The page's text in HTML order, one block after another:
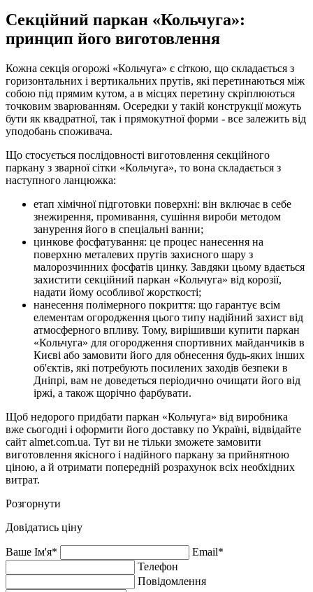
Секційний паркан «Кольчуга»:
принцип його виготовлення
Кожна секція огорожі «Кольчуга» є сіткою, що складається з
горизонтальних і вертикальних прутів, які перетинаються між
собою під прямим кутом, а в місцях перетину скріплюються
точковим зварюванням. Осередки у такій конструкції можуть
бути як квадратної, так і прямокутної форми - все залежить від
уподобань споживача.
Що стосується послідовності виготовлення секційного
паркану з зварної сітки «Кольчуга», то вона складається з
наступного ланцюжка:
етап хімічної підготовки поверхні: він включає в себе
знежирення, промивання, сушіння вироби методом
занурення його в спеціальні ванни;
цинкове фосфатування: це процес нанесення на
поверхню металевих прутів захисного шару з
малорозчинних фосфатів цинку. Завдяки цьому вдається
захистити секційний паркан «Кольчуга» від корозії,
надати йому особливої ​​жорсткості;
нанесення полімерного покриття: що гарантує всім
елементам огородження цього типу надійний захист від
атмосферного впливу. Тому, вирішивши купити паркан
«Кольчуга» для огородження спортивних майданчиків в
Києві або замовити його для обнесення будь-яких інших
об'єктів, які потребують посилених заходів безпеки в
Дніпрі, вам не доведеться періодично очищати його від
іржі, а також щорічно фарбувати.
Щоб недорого придбати паркан «Кольчуга» від виробника
вже сьогодні і оформити його доставку по Україні, відвідайте
сайт almet.com.ua. Тут ви не тільки зможете замовити
виготовлення якісного і надійного паркану за прийнятною
ціною, а й отримати попередній розрахунок всіх необхідних
витрат.
Розгорнути
Довідатись ціну
Ваше Ім'я*
Email*
Телефон
Повідомлення